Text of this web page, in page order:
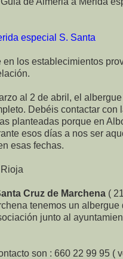
especial S. Santa
en los establecimientos
al 2 de abril, el
Debéis contactar con
planteadas porque en
esos días a nos ser
esas fechas.
Cruz de Marchena (
tenemos un albergue
junto al
son : 660 22 99 95 (